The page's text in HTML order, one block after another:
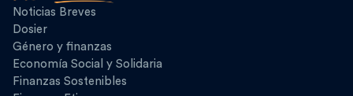
Noticias Breves
Dosier
Género y finanzas
Economía Social y Solidaria
Finanzas Sostenibles